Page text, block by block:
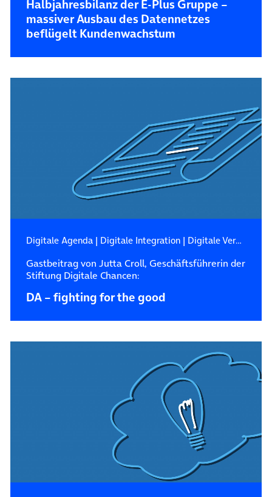
Halbjahresbilanz der E-Plus Gruppe –
massiver Ausbau des Datennetzes
beflügelt Kundenwachstum
Digitale Agenda| Digitale Integration| Digitale Verantwortung
Gastbeitrag von Jutta Croll, Geschäftsführerin der
Stiftung Digitale Chancen:
DA – fighting for the good